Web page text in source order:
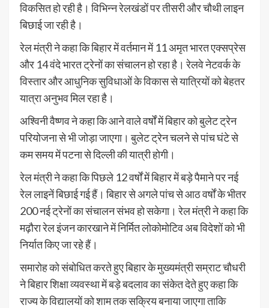
विकसित हो रही है। विभिन्न रेलखंडों पर तीसरी और चौथी लाइन
बिछाई जा रही है।
रेल मंत्री ने कहा कि बिहार में वर्तमान में 11 अमृत भारत एक्सप्रेस
और 14 वंदे भारत ट्रेनों का संचालन हो रहा है। रेलवे नेटवर्क के
विस्तार और आधुनिक सुविधाओं के विकास से यात्रियों को बेहतर
यात्रा अनुभव मिल रहा है।
अश्विनी वैष्णव ने कहा कि आने वाले वर्षों में बिहार को बुलेट ट्रेन
परियोजना से भी जोड़ा जाएगा। बुलेट ट्रेन चलने से पांच घंटे से
कम समय में पटना से दिल्ली की यात्री होगी।
रेल मंत्री ने कहा कि पिछले 12 वर्षों में बिहार में बड़े पैमाने पर नई
रेल लाइनें बिछाई गई हैं। बिहार से अगले पांच से आठ वर्षों के भीतर
200 नई ट्रेनों का संचालन संभव हो सकेगा। रेल मंत्री ने कहा कि
मढ़ौरा रेल इंजन कारखाने में निर्मित लोकोमोटिव अब विदेशों को भी
निर्यात किए जा रहे हैं।
समारोह को संबोधित करते हुए बिहार के मुख्यमंत्री सम्राट चौधरी
ने बिहार शिक्षा व्यवस्था में बड़े बदलाव का संकेत देते हुए कहा कि
राज्य के विद्यालयों को शाम तक सक्रिय बनाया जाएगा ताकि